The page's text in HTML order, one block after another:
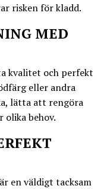
risken för kladd.
MED
kvalitet och perfekt
eller andra
lätta att rengöra
behov.
en väldigt tacksam